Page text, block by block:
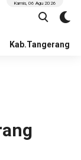
Kab.Tangerang
Kamis, 06 Agu 2026